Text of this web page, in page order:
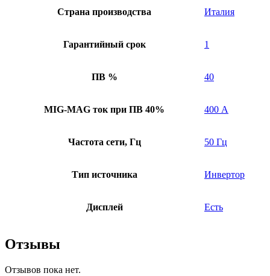
Страна производства Италия
Гарантийный срок 1
ПВ % 40
MIG-MAG ток при ПВ 40% 400 А
Частота сети, Гц 50 Гц
Тип источника Инвертор
Дисплей Есть
Отзывы
Отзывов пока нет.